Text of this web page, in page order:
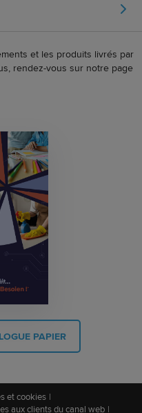
et les produits livrés par
rendez-vous sur notre page
PAPIER
et cookies
aux clients du canal web